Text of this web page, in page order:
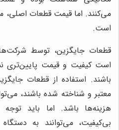
می‌کنند. اما قیمت قطعات اصلی،
است.
قطعات جایگزین، توسط
است کیفیت و قیمت پایین‌تری
باشند. استفاده از قطعات
معتبر و شناخته شده باشند،
هزینه‌ها باشد. اما باید
بی‌کیفیت، می‌توانند به